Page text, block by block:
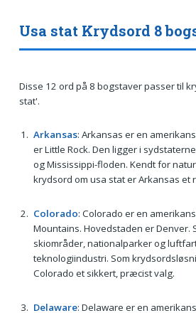
Usa stat Krydsord 8
Disse 12 ord på 8 bogstaver passer til
stat'.
Arkansas: Arkansas er en
er Little Rock. Den ligger i
og Mississippi-floden. Kendt for
krydsord om usa stat er Arkansas et
Colorado: Colorado er en
Mountains. Hovedstaden er Denver.
skiområder, nationalparker og
teknologiindustri. Som
Colorado et sikkert, præcist valg.
Delaware: Delaware er en